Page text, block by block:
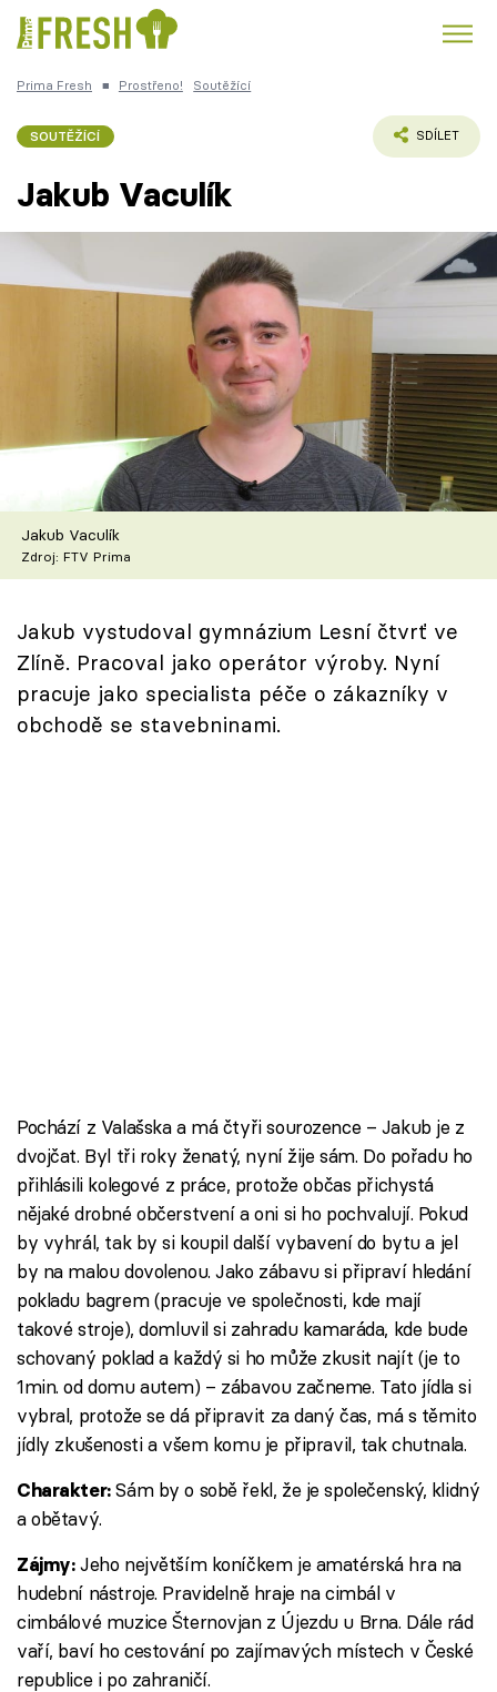
Česká kuchyně
Témata
Recepty
TV Program
Škola vaření
Recepty z TV
Speciál: Cuketa
Těhotnej kuchař
Sledujte prima+
Prima Fresh ■ Prostřeno! Soutěžící
SOUTĚŽÍCÍ SDÍLET
Jakub Vaculík
Jakub Vaculík
Zdroj: FTV Prima
Jakub vystudoval gymnázium Lesní čtvrť ve
Zlíně. Pracoval jako operátor výroby. Nyní
pracuje jako specialista péče o zákazníky v
obchodě se stavebninami.
Pochází z Valašska a má čtyři sourozence – Jakub je z
dvojčat. Byl tři roky ženatý, nyní žije sám. Do pořadu ho
přihlásili kolegové z práce, protože občas přichystá
nějaké drobné občerstvení a oni si ho pochvalují. Pokud
by vyhrál, tak by si koupil další vybavení do bytu a jel
by na malou dovolenou. Jako zábavu si připraví hledání
pokladu bagrem (pracuje ve společnosti, kde mají
takové stroje), domluvil si zahradu kamaráda, kde bude
schovaný poklad a každý si ho může zkusit najít (je to
1min. od domu autem) – zábavou začneme. Tato jídla si
vybral, protože se dá připravit za daný čas, má s těmito
jídly zkušenosti a všem komu je připravil, tak chutnala.
Charakter:Sám by o sobě řekl, že je společenský, klidný
a obětavý.
Zájmy:Jeho největším koníčkem je amatérská hra na
hudební nástroje. Pravidelně hraje na cimbál v
cimbálové muzice Šternovjan z Újezdu u Brna. Dále rád
vaří, baví ho cestování po zajímavých místech v České
republice i po zahraničí.